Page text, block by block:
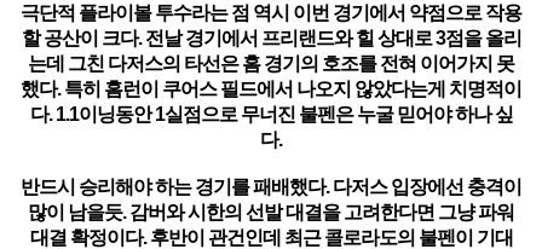
극단적 플라이볼 투수라는 점 역시 이번 경기에서 약점으로 작용
할 공산이 크다. 전날 경기에서 프리랜드와 힐 상대로 3점을 올리
는데 그친 다저스의 타선은 홈 경기의 호조를 전혀 이어가지 못
했다. 특히 홈런이 쿠어스 필드에서 나오지 않았다는게 치명적이
다. 1.1이닝동안 1실점으로 무너진 불펜은 누굴 믿어야 하나 싶
다.
반드시 승리해야 하는 경기를 패배했다. 다저스 입장에선 충격이
많이 남을듯. 감버와 시한의 선발 대결을 고려한다면 그냥 파워
대결 확정이다. 후반이 관건인데 최근 콜로라도의 불펜이 기대